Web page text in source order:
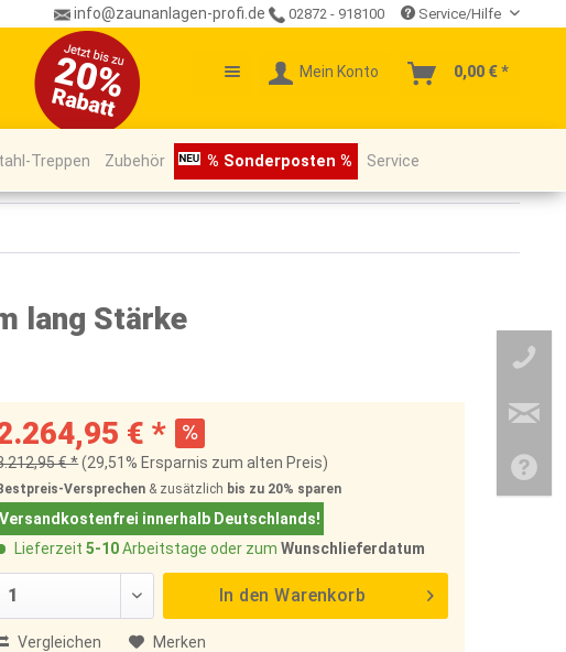
info@zaunanlagen-profi.de 02872 - 918100 Service/Hilfe
Mein Konto 0,00 € *
Treppen Zubehör % Sonderposten % Service
lang Stärke
€ *
€ *(29,51% Ersparnis zum alten Preis)
Versprechen & zusätzlich bis zu 20% sparen
Versandkostenfrei innerhalb Deutschlands!
Lieferzeit5-10Arbeitstage oder zumWunschlieferdatum
In den Warenkorb
Vergleichen Merken